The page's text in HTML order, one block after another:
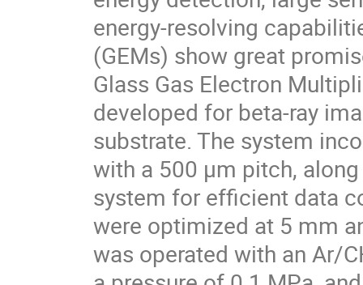
energy-resolving
(GEMs) show great
Glass Gas Electron
developed for beta-ray
substrate. The system
with a 500 µm pitch,
system for efficient data
were optimized at 5 mm
was operated with an Ar/